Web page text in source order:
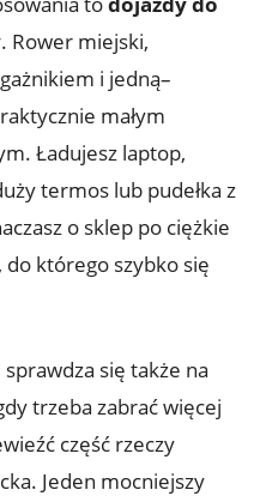
. Rower miejski,
i jedną–
małym
Ładujesz laptop,
termos lub pudełka z
o sklep po ciężkie
którego szybko się
się także na
trzeba zabrać więcej
część rzeczy
Jeden mocniejszy